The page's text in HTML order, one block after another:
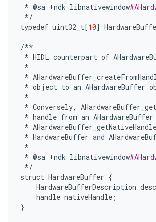
* @sa +ndk libnativewindow
*/
typedef uint32_t[10]
/**
* HIDL counterpart of
*
*
* object to an AHardwareBuffer
*
* Conversely,
* handle from an AHardwareBuffer
* AHardwareBuffer_getNativeHandle
* HardwareBuffer and
*
* @sa +ndk libnativewindow
*/
struct HardwareBuffer {
HardwareBufferDescription
handle nativeHandle ;
}